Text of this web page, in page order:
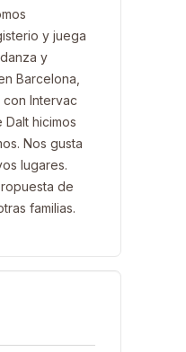
y juega
y
Barcelona,
Intervac
Dalt hicimos
Nos gusta
lugares.
de
familias.